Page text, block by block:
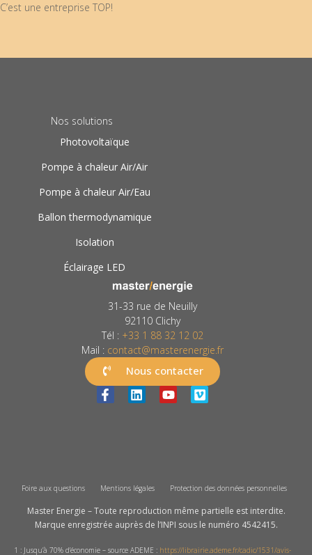
une entreprise TOP!
31-33 rue de Neuilly
92110 Clichy
Tél : +33 1 88 32 12 02
Mail : contact@masterenergie.fr
Nous contacter
Nos solutions
Photovoltaïque
Pompe à chaleur Air/Air
Pompe à chaleur Air/Eau
Ballon thermodynamique
Isolation
Éclairage LED
Foire aux questions Mentions légales Protection des données personnelles
Master Energie – Toute reproduction même partielle est interdite.
Marque enregistrée auprès de l’INPI sous le numéro 4542415.
1 : Jusqu’à 70% d’économie – source ADEME : https://librairie.ademe.fr/cadic/1531/avis-